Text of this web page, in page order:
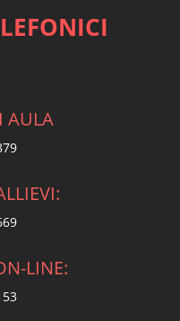
AULA
LINE: